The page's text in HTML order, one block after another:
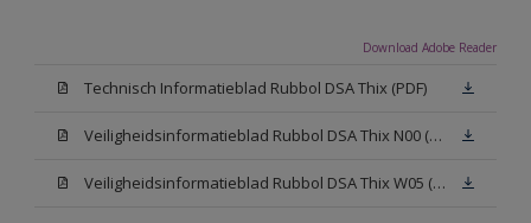
Download Adobe Reader
Technisch Informatieblad Rubbol DSA Thix (PDF)
Veiligheidsinformatieblad Rubbol DSA Thix N00 (MSDS)
Veiligheidsinformatieblad Rubbol DSA Thix W05 (MSDS)